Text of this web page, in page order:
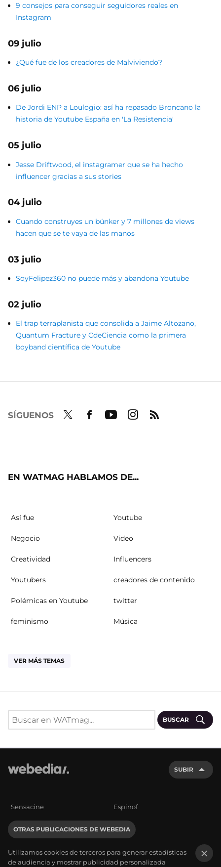
9 consejos para conseguir seguidores reales en
Instagram
09 julio
¿Qué fue de los creadores de Malviviendo?
06 julio
De Jordi ENP a Loulogio: así ha repasado Broncano la
historia de Youtube España en 'La Resistencia'
05 julio
Jesse Driftwood, el instagramer que se ha hecho
influencer gracias a sus stories
04 julio
Cuando construyes un búnker y 7 millones de views
hacen que se te vaya de las manos
03 julio
SoyFelipez360 no puede más y abandona Youtube
02 julio
El trap terraplanista que consolida a Jaime Altozano,
Quantum Fracture y CdeCiencia como la primera
boyband científica de Youtube
SÍGUENOS
EN WATMAG HABLAMOS DE...
Así fue Youtube
Negocio Video
Creatividad Influencers
Youtubers creadores de contenido
Polémicas en Youtube twitter
feminismo Música
VER MÁS TEMAS
BUSCAR
SUBIR
Sensacine Espinof
OTRAS PUBLICACIONES DE WEBEDIA
Utilizamos cookies de terceros para generar estadísticas
de audiencia y mostrar publicidad personalizada